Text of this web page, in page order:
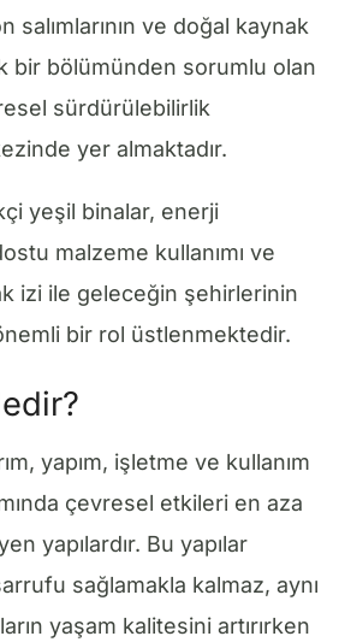
salımlarının ve doğal kaynak
bir bölümünden sorumlu olan
sürdürülebilirlik
yer almaktadır.
yeşil binalar, enerji
malzeme kullanımı ve
izi ile geleceğin şehirlerinin
bir rol üstlenmektedir.
yapım, işletme ve kullanım
çevresel etkileri en aza
yapılardır. Bu yapılar
sağlamakla kalmaz, aynı
yaşam kalitesini artırırken